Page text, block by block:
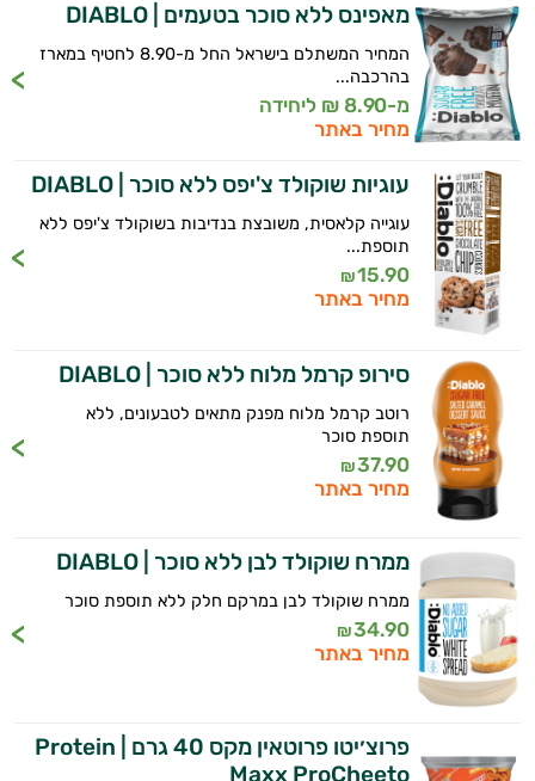
מאפינס ללא סוכר בטעמים | DIABLO
המחיר המשתלם בישראל החל מ-8.90 לחטיף במארז
בהרכבה...
מ-8.90 ₪ ליחידה
מחיר באתר
עוגיות שוקולד צ'יפס ללא סוכר | DIABLO
עוגייה קלאסית, משובצת בנדיבות בשוקולד צ'יפס ללא
תוספת...
15.90
₪
מחיר באתר
סירופ קרמל מלוח ללא סוכר | DIABLO
רוטב קרמל מלוח מפנק מתאים לטבעונים, ללא
תוספת סוכר
37.90
₪
מחיר באתר
ממרח שוקולד לבן ללא סוכר | DIABLO
ממרח שוקולד לבן במרקם חלק ללא תוספת סוכר
34.90
₪
מחיר באתר
פרוצ׳יטו פרוטאין מקס 40 גרם | Protein
Maxx ProCheeto